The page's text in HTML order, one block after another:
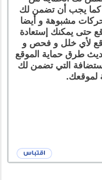
كما يجب أن تضمن لك
مشبوهة و أيضا
حتى يمكنك إستعادة
لأي خلل و فحص و
طرق حماية الموقع
التي تضمن لك
لموقعك.